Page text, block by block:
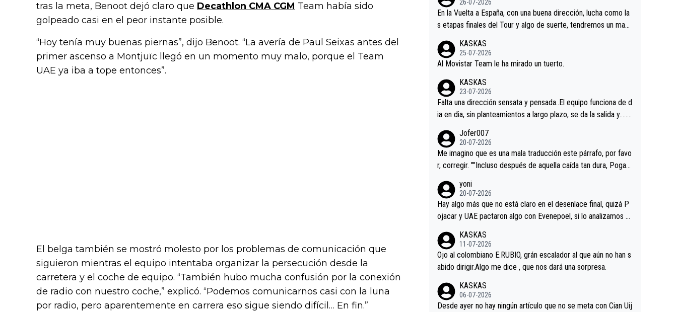
tras la meta, Benoot dejó claro que Decathlon CMA CGM Team había sido
golpeado casi en el peor instante posible.
“Hoy tenía muy buenas piernas”, dijo Benoot. “La avería de Paul Seixas antes del
primer ascenso a Montjuïc llegó en un momento muy malo, porque el Team
UAE ya iba a tope entonces”.
El belga también se mostró molesto por los problemas de comunicación que
siguieron mientras el equipo intentaba organizar la persecución desde la
carretera y el coche de equipo. “También hubo mucha confusión por la conexión
de radio con nuestro coche,” explicó. “Podemos comunicarnos casi con la luna
por radio, pero aparentemente en carrera eso sigue siendo difícil… En fin.”
26-07-2026
En la Vuelta a España, con una buena dirección, lucha como la
s etapas finales del Tour y algo de suerte, tendremos un magn
KASKAS
25-07-2026
Al Movistar Team le ha mirado un tuerto.
KASKAS
23-07-2026
Falta una dirección sensata y pensada..El equipo funciona de d
ia en dia, sin planteamientos a largo plazo, se da la salida y…..v
a, Minguez, Velez etc etc.Me da pena vivir estos momentos t
an tristes sin victorias.
Jofer007
20-07-2026
Me imagino que es una mala traducción este párrafo, por favo
r, corregir. ""Incluso después de aquella caída tan dura, Pogac
rd permaneció pegado a su rueda. Parecía increíble la forma
en la que era capaz de controlar el miedo", recordó."
yoni
20-07-2026
Hay algo más que no está claro en el desenlace final, quizá P
ojacar y UAE pactaron algo con Evenepoel, si lo analizamos P
casi sin pedalear, luego está el saludo con Evenepoel dándose
la mano de una manera muy fraternal, más allá de los típicos t
oques en el hombro con que saludaba a Vingegard. Ahí hubo u
o aprieta, a ver si por querer poner a Del Toro con calzador e
n posición de podio UAE y Pojacar se van complicar el tour.
KASKAS
11-07-2026
Ojo al colombiano E.RUBIO, grán escalador al que aún no han s
abido dirigir.Algo me dice , que nos dará una sorpresa.
KASKAS
06-07-2026
Desde ayer no hay ningún artículo que no se meta con Cian Uij